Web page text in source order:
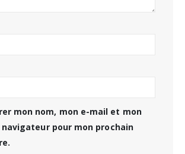
mon nom, mon e-mail et mon
pour mon prochain